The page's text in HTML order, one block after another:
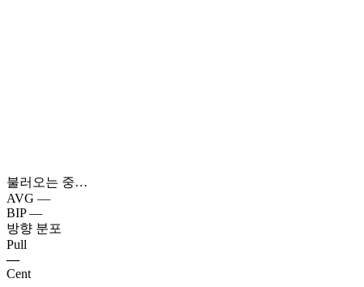
불러오는 중…
AVG —
BIP —
방향 분포
Pull
—
Cent